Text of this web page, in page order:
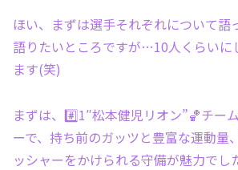
ほい、まずは選手それぞれについて語
語りたいところですが…10人くらいに
ます(笑)
まずは、#️⃣1″松本健児リオン”🏀チー
ーで、持ち前のガッツと豊富な運動量
ッシャーをかけられる守備が魅力でし